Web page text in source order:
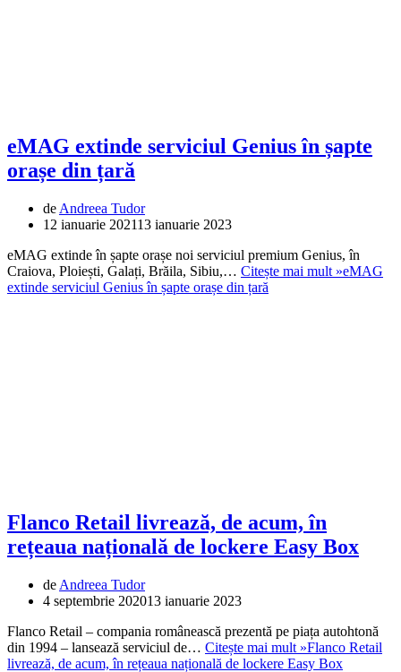
eMAG extinde serviciul Genius în șapte
orașe din țară
de Andreea Tudor
12 ianuarie 202113 ianuarie 2023
eMAG extinde în șapte orașe noi serviciul premium Genius, în
Craiova, Ploiești, Galați, Brăila, Sibiu,… Citește mai mult »eMAG
extinde serviciul Genius în șapte orașe din țară
Flanco Retail livrează, de acum, în
rețeaua națională de lockere Easy Box
de Andreea Tudor
4 septembrie 202013 ianuarie 2023
Flanco Retail – compania românească prezentă pe piața autohtonă
din 1994 – lansează serviciul de… Citește mai mult »Flanco Retail
livrează, de acum, în rețeaua națională de lockere Easy Box